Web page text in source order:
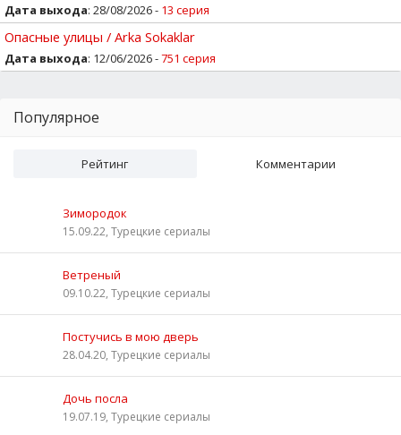
Дата выхода: 28/08/2026 - 13 серия
Опасные улицы / Arka Sokaklar
Дата выхода: 12/06/2026 -751 серия
Популярное
Рейтинг Комментарии
Зимородок
15.09.22, Турецкие сериалы
Ветреный
09.10.22, Турецкие сериалы
Постучись в мою дверь
28.04.20, Турецкие сериалы
Дочь посла
19.07.19, Турецкие сериалы